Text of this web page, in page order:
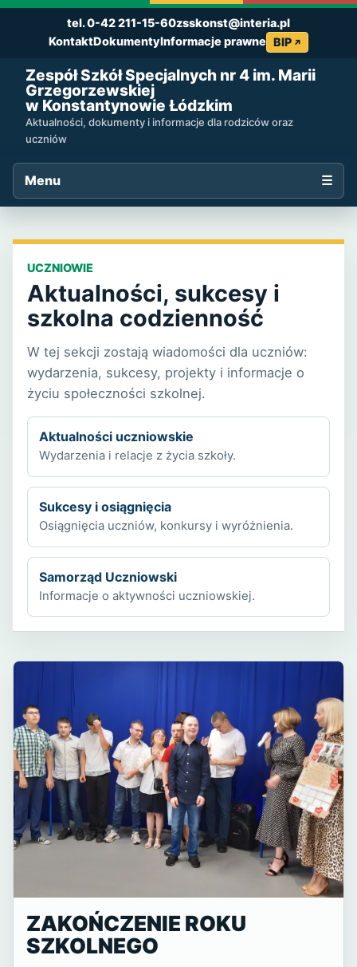
tel. 0-42 211-15-60zsskonst@interia.pl
KontaktDokumentyInformacje prawne BIP
Zespół Szkół Specjalnych nr 4 im. Marii
Grzegorzewskiej
w Konstantynowie Łódzkim
Aktualności, dokumenty i informacje dla rodziców oraz
uczniów
Menu ☰
UCZNIOWIE
Aktualności, sukcesy i
szkolna codzienność
W tej sekcji zostają wiadomości dla uczniów:
wydarzenia, sukcesy, projekty i informacje o
życiu społeczności szkolnej.
Aktualności uczniowskie
Wydarzenia i relacje z życia szkoły.
Sukcesy i osiągnięcia
Osiągnięcia uczniów, konkursy i wyróżnienia.
Samorząd Uczniowski
Informacje o aktywności uczniowskiej.
ZAKOŃCZENIE ROKU
SZKOLNEGO